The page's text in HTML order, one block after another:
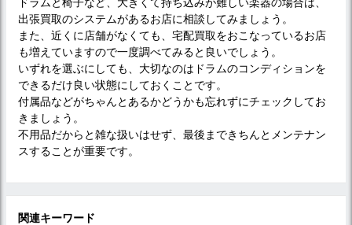
出張買取のシステムがあるお店に相談してみましょう。
また、近くに店舗がなくても、宅配買取をおこなっているお店
も増えていますので一度調べてみると良いでしょう。
いずれを選ぶにしても、大切なのはドラムのコンディションを
できるだけ良い状態にしておくことです。
付属品などがちゃんとあるかどうかも忘れずにチェックしてお
きましょう。
不用品だからと雑な扱いはせず、最後まできちんとメンテナン
スすることが重要です。
関連キーワード